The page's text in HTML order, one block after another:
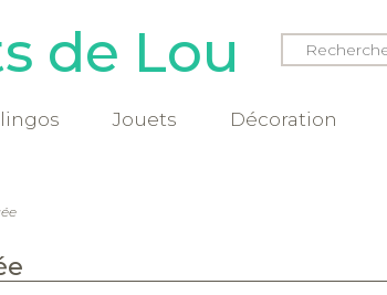
de Lou
Jouets Décoration